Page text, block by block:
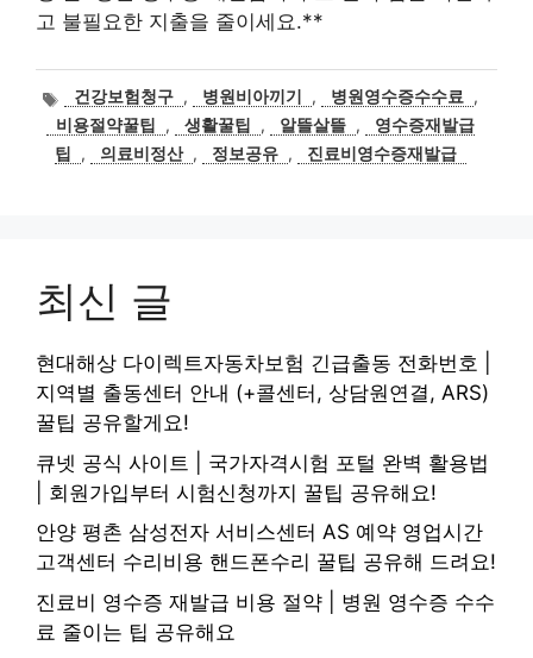
고 불필요한 지출을 줄이세요.**
태
그
건강보험청구 , 병원비아끼기 , 병원영수증수수료
,
비용절약꿀팁
, 생활꿀팁 , 알뜰살뜰 ,
영수증재발급
팁
, 의료비정산 , 정보공유 , 진료비영수증재발급
최신 글
현대해상 다이렉트자동차보험 긴급출동 전화번호 |
지역별 출동센터 안내 (+콜센터, 상담원연결, ARS)
꿀팁 공유할게요!
큐넷 공식 사이트 | 국가자격시험 포털 완벽 활용법
| 회원가입부터 시험신청까지 꿀팁 공유해요!
안양 평촌 삼성전자 서비스센터 AS 예약 영업시간
고객센터 수리비용 핸드폰수리 꿀팁 공유해 드려요!
진료비 영수증 재발급 비용 절약 | 병원 영수증 수수
료 줄이는 팁 공유해요